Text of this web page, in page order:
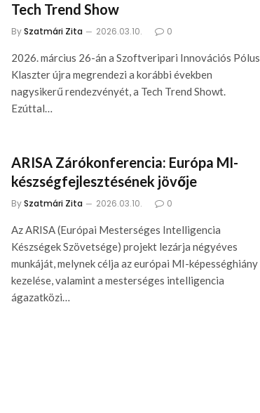
Tech Trend Show
BySzatmári Zita 2026.03.10. 0
2026. március 26-án a Szoftveripari Innovációs Pólus
Klaszter újra megrendezi a korábbi években
nagysikerű rendezvényét, a Tech Trend Showt.
Ezúttal…
ARISA Zárókonferencia: Európa MI-
készségfejlesztésének jövője
BySzatmári Zita 2026.03.10. 0
Az ARISA (Európai Mesterséges Intelligencia
Készségek Szövetsége) projekt lezárja négyéves
munkáját, melynek célja az európai MI-képességhiány
kezelése, valamint a mesterséges intelligencia
ágazatközi…